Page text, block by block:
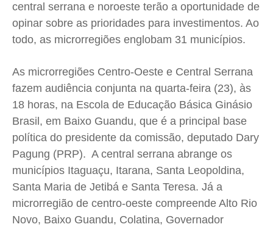
Gustavo Bastos
Jr Mignone (in memorian)
Wanda Sily
Publicidade Legal
Anuncie
Quem Somos
Expediente
Contato
Gustavo Bastos
Jr Mignone (in memorian)
Wanda Sily
Publicidade Legal
Anuncie
Quem Somos
Expediente
Contato
Gustavo Bastos
Jr Mignone (in memorian)
Wanda Sily
Publicidade Legal
Anuncie
Quem Somos
Expediente
Contato
Gustavo Bastos
Jr Mignone (in memorian)
Wanda Sily
Publicidade Legal
Anuncie
Quem Somos
Expediente
Contato
central serrana e noroeste terão a oportunidade de
opinar sobre as prioridades para investimentos. Ao
todo, as microrregiões englobam 31 municípios.
As microrregiões Centro-Oeste e Central Serrana
fazem audiência conjunta na quarta-feira (23), às
18 horas, na Escola de Educação Básica Ginásio
Brasil, em Baixo Guandu, que é a principal base
política do presidente da comissão, deputado Dary
Pagung (PRP). A central serrana abrange os
municípios Itaguaçu, Itarana, Santa Leopoldina,
Santa Maria de Jetibá e Santa Teresa. Já a
microrregião de centro-oeste compreende Alto Rio
Novo, Baixo Guandu, Colatina, Governador